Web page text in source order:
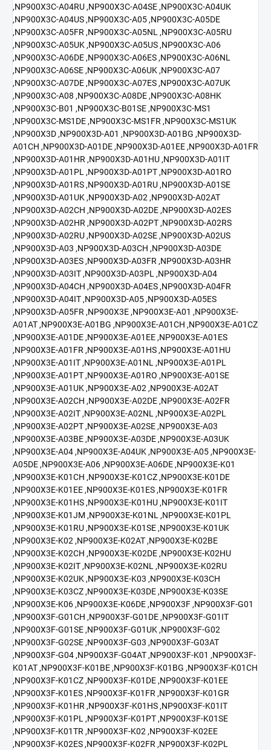
,NP900X3C-A04RU ,NP900X3C-A04SE ,NP900X3C-A04UK
,NP900X3C-A04US ,NP900X3C-A05 ,NP900X3C-A05DE
,NP900X3C-A05FR ,NP900X3C-A05NL ,NP900X3C-A05RU
,NP900X3C-A05UK ,NP900X3C-A05US ,NP900X3C-A06
,NP900X3C-A06DE ,NP900X3C-A06ES ,NP900X3C-A06NL
,NP900X3C-A06SE ,NP900X3C-A06UK ,NP900X3C-A07
,NP900X3C-A07DE ,NP900X3C-A07ES ,NP900X3C-A07UK
,NP900X3C-A08 ,NP900X3C-A08DE ,NP900X3C-A08HK
,NP900X3C-B01 ,NP900X3C-B01SE ,NP900X3C-MS1
,NP900X3C-MS1DE ,NP900X3C-MS1FR ,NP900X3C-MS1UK
,NP900X3D ,NP900X3D-A01 ,NP900X3D-A01BG ,NP900X3D-
A01CH ,NP900X3D-A01DE ,NP900X3D-A01EE ,NP900X3D-A01FR
,NP900X3D-A01HR ,NP900X3D-A01HU ,NP900X3D-A01IT
,NP900X3D-A01PL ,NP900X3D-A01PT ,NP900X3D-A01RO
,NP900X3D-A01RS ,NP900X3D-A01RU ,NP900X3D-A01SE
,NP900X3D-A01UK ,NP900X3D-A02 ,NP900X3D-A02AT
,NP900X3D-A02CH ,NP900X3D-A02DE ,NP900X3D-A02ES
,NP900X3D-A02HR ,NP900X3D-A02PT ,NP900X3D-A02RS
,NP900X3D-A02RU ,NP900X3D-A02SE ,NP900X3D-A02US
,NP900X3D-A03 ,NP900X3D-A03CH ,NP900X3D-A03DE
,NP900X3D-A03ES ,NP900X3D-A03FR ,NP900X3D-A03HR
,NP900X3D-A03IT ,NP900X3D-A03PL ,NP900X3D-A04
,NP900X3D-A04CH ,NP900X3D-A04ES ,NP900X3D-A04FR
,NP900X3D-A04IT ,NP900X3D-A05 ,NP900X3D-A05ES
,NP900X3D-A05FR ,NP900X3E ,NP900X3E-A01 ,NP900X3E-
A01AT ,NP900X3E-A01BG ,NP900X3E-A01CH ,NP900X3E-A01CZ
,NP900X3E-A01DE ,NP900X3E-A01EE ,NP900X3E-A01ES
,NP900X3E-A01FR ,NP900X3E-A01HS ,NP900X3E-A01HU
,NP900X3E-A01IT ,NP900X3E-A01NL ,NP900X3E-A01PL
,NP900X3E-A01PT ,NP900X3E-A01RO ,NP900X3E-A01SE
,NP900X3E-A01UK ,NP900X3E-A02 ,NP900X3E-A02AT
,NP900X3E-A02CH ,NP900X3E-A02DE ,NP900X3E-A02FR
,NP900X3E-A02IT ,NP900X3E-A02NL ,NP900X3E-A02PL
,NP900X3E-A02PT ,NP900X3E-A02SE ,NP900X3E-A03
,NP900X3E-A03BE ,NP900X3E-A03DE ,NP900X3E-A03UK
,NP900X3E-A04 ,NP900X3E-A04UK ,NP900X3E-A05 ,NP900X3E-
A05DE ,NP900X3E-A06 ,NP900X3E-A06DE ,NP900X3E-K01
,NP900X3E-K01CH ,NP900X3E-K01CZ ,NP900X3E-K01DE
,NP900X3E-K01EE ,NP900X3E-K01ES ,NP900X3E-K01FR
,NP900X3E-K01HS ,NP900X3E-K01HU ,NP900X3E-K01IT
,NP900X3E-K01JM ,NP900X3E-K01NL ,NP900X3E-K01PL
,NP900X3E-K01RU ,NP900X3E-K01SE ,NP900X3E-K01UK
,NP900X3E-K02 ,NP900X3E-K02AT ,NP900X3E-K02BE
,NP900X3E-K02CH ,NP900X3E-K02DE ,NP900X3E-K02HU
,NP900X3E-K02IT ,NP900X3E-K02NL ,NP900X3E-K02RU
,NP900X3E-K02UK ,NP900X3E-K03 ,NP900X3E-K03CH
,NP900X3E-K03CZ ,NP900X3E-K03DE ,NP900X3E-K03SE
,NP900X3E-K06 ,NP900X3E-K06DE ,NP900X3F ,NP900X3F-G01
,NP900X3F-G01CH ,NP900X3F-G01DE ,NP900X3F-G01IT
,NP900X3F-G01SE ,NP900X3F-G01UK ,NP900X3F-G02
,NP900X3F-G02SE ,NP900X3F-G03 ,NP900X3F-G03AT
,NP900X3F-G04 ,NP900X3F-G04AT ,NP900X3F-K01 ,NP900X3F-
K01AT ,NP900X3F-K01BE ,NP900X3F-K01BG ,NP900X3F-K01CH
,NP900X3F-K01CZ ,NP900X3F-K01DE ,NP900X3F-K01EE
,NP900X3F-K01ES ,NP900X3F-K01FR ,NP900X3F-K01GR
,NP900X3F-K01HR ,NP900X3F-K01HS ,NP900X3F-K01IT
,NP900X3F-K01PL ,NP900X3F-K01PT ,NP900X3F-K01SE
,NP900X3F-K01TR ,NP900X3F-K02 ,NP900X3F-K02EE
,NP900X3F-K02ES ,NP900X3F-K02FR ,NP900X3F-K02PL